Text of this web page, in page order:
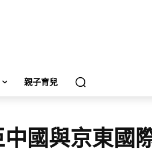
親子育兒
國與京東國